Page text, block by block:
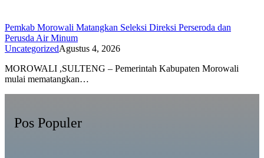
Pemkab Morowali Matangkan Seleksi Direksi Perseroda dan
Perusda Air Minum
UncategorizedAgustus 4, 2026
MOROWALI ,SULTENG – Pemerintah Kabupaten Morowali
mulai mematangkan…
Pos Populer